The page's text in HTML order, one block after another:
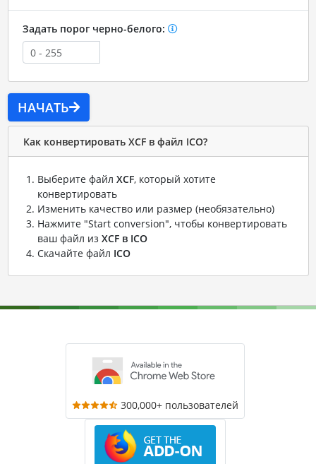
Задать порог черно-белого:
НАЧАТЬ
Как конвертировать XCF в файл ICO?
Выберите файл XCF, который хотите
конвертировать
Изменить качество или размер (необязательно)
Нажмите "Start conversion", чтобы конвертировать
ваш файл из XCF в ICO
Скачайте файл ICO
300,000+ пользователей